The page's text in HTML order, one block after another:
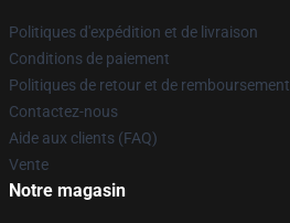
Politiques d'expédition et de livraison
Conditions de paiement
Politiques de retour et de remboursement
Contactez-nous
Aide aux clients (FAQ)
Vente
Notre magasin